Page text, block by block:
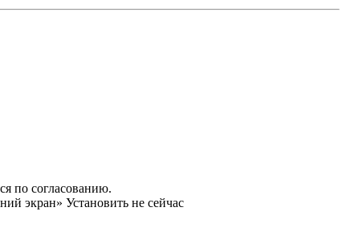
по согласованию.
экран» Установить не сейчас